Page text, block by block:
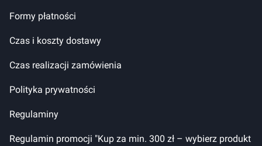
Formy płatności
Czas i koszty dostawy
Czas realizacji zamówienia
Polityka prywatności
Regulaminy
Regulamin promocji "Kup za min. 300 zł – wybierz produkt